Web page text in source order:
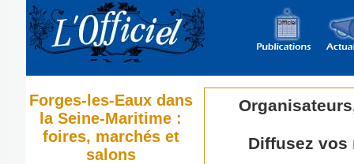
Forges-les-Eaux dans
la Seine-Maritime :
foires, marchés et
salons
Diffusez vos